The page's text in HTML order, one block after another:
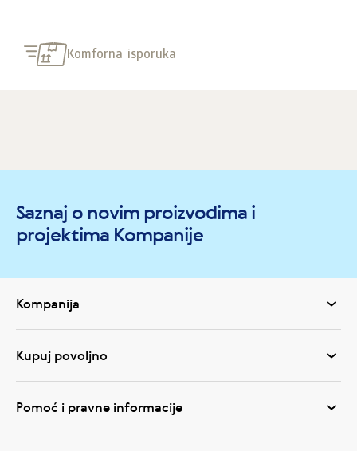
Komforna isporuka
Saznaj o novim proizvodima i
projektima Kompanije
Kompanija
Kupuj povoljno
Pomoć i pravne informacije